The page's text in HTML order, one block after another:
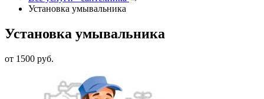
Установка умывальника
Установка умывальника
от 1500 руб.